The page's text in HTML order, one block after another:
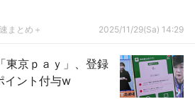
まとめ＋ 2025/11/29(Sa) 14:29
東京ｐａｙ」、登録
イント付与w